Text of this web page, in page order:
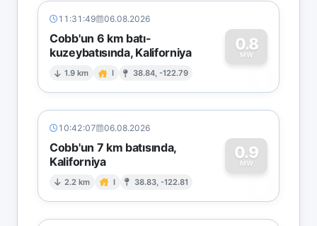
11:31:49 06.08.2026
Cobb'un 6 km batı-
kuzeybatısında, Kaliforniya
1.9 km I 38.84, -122.79
0.8
MW
0
10:42:07 06.08.2026
Cobb'un 7 km batısında,
Kaliforniya
2.2 km I 38.83, -122.81
0.9
MW
0